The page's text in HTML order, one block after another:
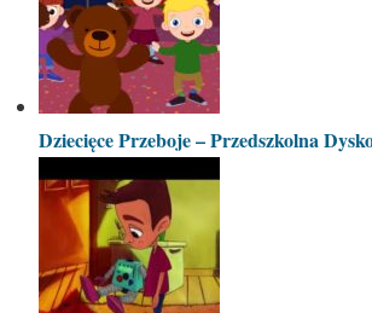
Dziecięce Przeboje – Przedszkolna